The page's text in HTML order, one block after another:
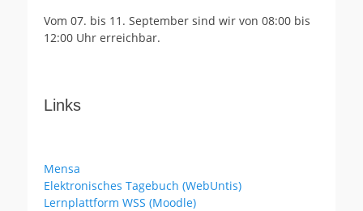
Vom 07. bis 11. September sind wir von 08:00 bis
12:00 Uhr erreichbar.
Links
Mensa
Elektronisches Tagebuch (WebUntis)
Lernplattform WSS (Moodle)